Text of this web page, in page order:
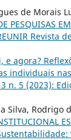
de
PESQUISAS
Revista
e agora?
individuais
5 (2023):
Silva, Rodrigo